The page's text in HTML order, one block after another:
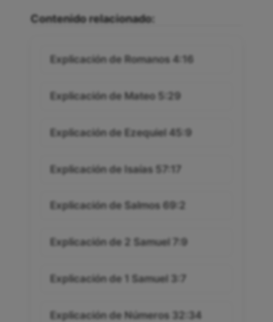
Contenido relacionado:
Explicación de Romanos 4:16
Explicación de Mateo 5:29
Explicación de Ezequiel 45:9
Explicación de Isaías 57:17
Explicación de Salmos 69:2
Explicación de 2 Samuel 7:9
Explicación de 1 Samuel 3:7
Explicación de Números 32:34